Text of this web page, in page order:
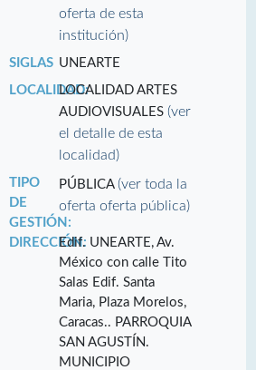
oferta de esta
institución)
SIGLAS UNEARTE
LOCALIDAD:LOCALIDAD ARTES
AUDIOVISUALES(ver
el detalle de esta
localidad)
TIPO
DE
GESTIÓN:
PÚBLICA(ver toda la
oferta oferta pública)
DIRECCIÓN:Edif. UNEARTE, Av.
México con calle Tito
Salas Edif. Santa
Maria, Plaza Morelos,
Caracas.. PARROQUIA
SAN AGUSTÍN.
MUNICIPIO